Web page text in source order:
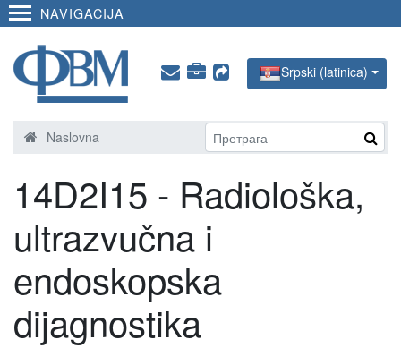
NAVIGACIJA
Srpski (latinica)
Naslovna
14D2I15 - Radiološka,
ultrazvučna i
endoskopska
dijagnostika